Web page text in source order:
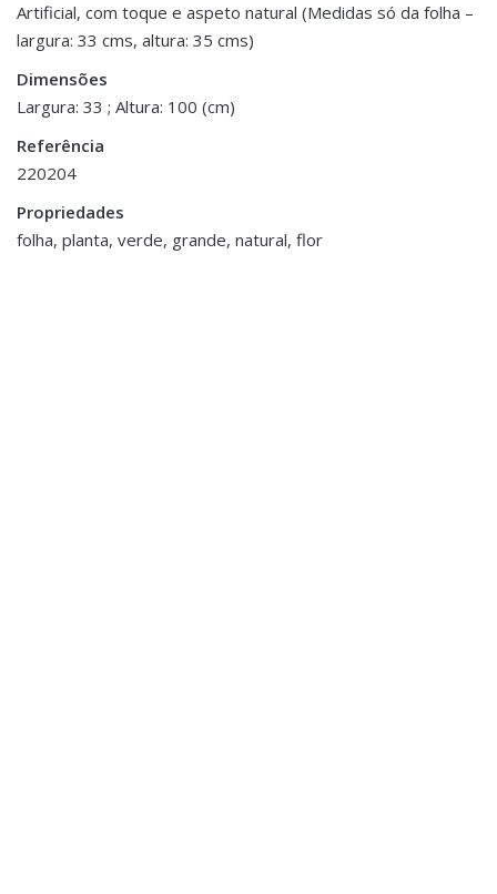
Artificial, com toque e aspeto natural (Medidas só da folha –
largura: 33 cms, altura: 35 cms)
Dimensões
Largura: 33 ; Altura: 100 (cm)
Referência
220204
Propriedades
folha, planta, verde, grande, natural, flor
Dimensões 33 × 100 cm
Be the first to review “Folha Verde”
You must be <a href="https://www.homeart.pt/minha-
conta/">logged in</a> to post a review.
Decoração, Jarras,